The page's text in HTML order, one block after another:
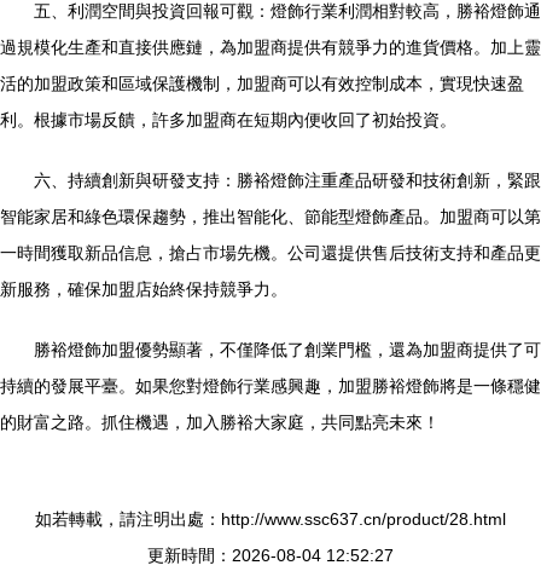
五、利潤空間與投資回報可觀：燈飾行業利潤相對較高，勝裕燈飾通
過規模化生產和直接供應鏈，為加盟商提供有競爭力的進貨價格。加上靈
活的加盟政策和區域保護機制，加盟商可以有效控制成本，實現快速盈
利。根據市場反饋，許多加盟商在短期內便收回了初始投資。
六、持續創新與研發支持：勝裕燈飾注重產品研發和技術創新，緊跟
智能家居和綠色環保趨勢，推出智能化、節能型燈飾產品。加盟商可以第
一時間獲取新品信息，搶占市場先機。公司還提供售后技術支持和產品更
新服務，確保加盟店始終保持競爭力。
勝裕燈飾加盟優勢顯著，不僅降低了創業門檻，還為加盟商提供了可
持續的發展平臺。如果您對燈飾行業感興趣，加盟勝裕燈飾將是一條穩健
的財富之路。抓住機遇，加入勝裕大家庭，共同點亮未來！
如若轉載，請注明出處：http://www.ssc637.cn/product/28.html
更新時間：2026-08-04 12:52:27